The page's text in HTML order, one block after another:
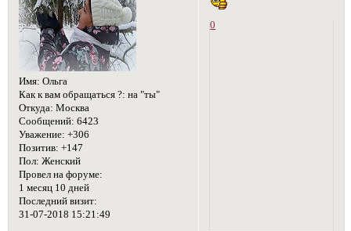
Имя: Ольга
Как к вам обращаться ?: на "ты"
Откуда: Москва
Сообщений: 6423
Уважение: +306
Позитив: +147
Пол: Женский
Провел на форуме:
1 месяц 10 дней
Последний визит:
31-07-2018 15:21:49
0